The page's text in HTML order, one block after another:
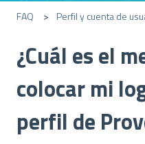
FAQ Perfil y cuenta de
¿Cuál es el
colocar mi
perfil de